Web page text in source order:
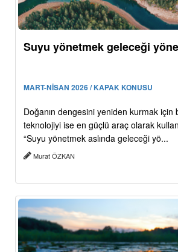
Suyu yönetmek geleceği
MART-NİSAN 2026 / KAPAK KONUSU
Doğanın dengesini yeniden kurmak için
teknolojiyi ise en güçlü araç olarak
“Suyu yönetmek aslında geleceği yö...
Murat ÖZKAN